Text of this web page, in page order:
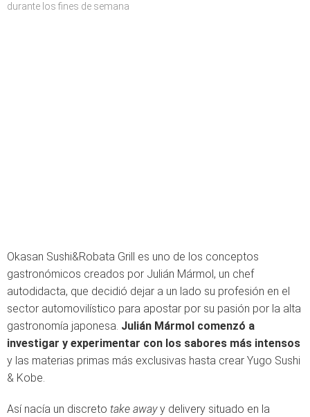
durante los fines de semana
Okasan Sushi&Robata Grill es uno de los conceptos
gastronómicos creados por Julián Mármol, un chef
autodidacta, que decidió dejar a un lado su profesión en el
sector automovilístico para apostar por su pasión por la alta
gastronomía japonesa. Julián Mármol comenzó a
investigar y experimentar con los sabores más intensos
y las materias primas más exclusivas hasta crear Yugo Sushi
& Kobe.
Así nacía un discreto take awayy delivery situado en la